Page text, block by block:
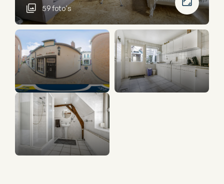
59 foto's
22 panorama's